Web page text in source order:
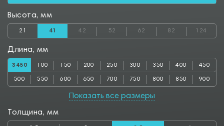
Высота, мм
21 41 42 52 62 82 124
Длина, мм
3450 100 150 200 250 300 350 400 450
500 550 600 650 700 750 800 850 900
1050 1100 1150 1200 1250
1850 1900 1950 2000 2050 2100 2150 2200 2250
Показать все размеры
Толщина, мм